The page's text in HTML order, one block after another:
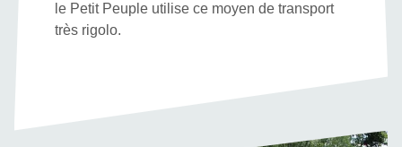
le Petit Peuple utilise ce moyen de transport
très rigolo.